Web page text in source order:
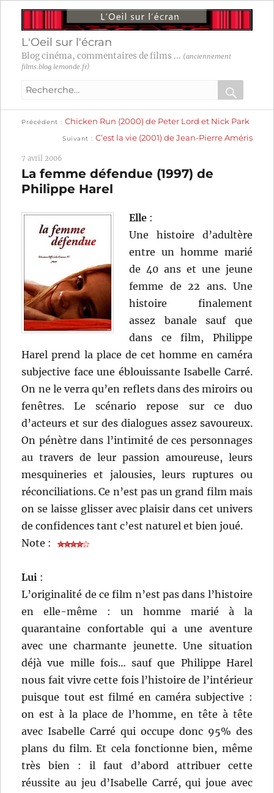
L'Oeil sur l'écran
Blog cinéma, commentaires de films ... (anciennement
films.blog.lemonde.fr)
Recherche
:
OK
Navigation
l’article
Précédent
précédente :
Chicken Run (2000) de Peter Lord et Nick Park
Suivant
suivante :
C’est la vie (2001) de Jean-Pierre Améris
7 avril 2006
La femme défendue (1997) de
Philippe Harel
Elle :
Une histoire d’adultère
entre un homme marié
de 40 ans et une jeune
femme de 22 ans. Une
histoire finalement
assez banale sauf que
dans ce film, Philippe
Harel prend la place de cet homme en caméra
subjective face une éblouissante Isabelle Carré.
On ne le verra qu’en reflets dans des miroirs ou
fenêtres. Le scénario repose sur ce duo
d’acteurs et sur des dialogues assez savoureux.
On pénètre dans l’intimité de ces personnages
au travers de leur passion amoureuse, leurs
mesquineries et jalousies, leurs ruptures ou
réconciliations. Ce n’est pas un grand film mais
on se laisse glisser avec plaisir dans cet univers
de confidences tant c’est naturel et bien joué.
Note :
Lui :
L’originalité de ce film n’est pas dans l’histoire
en elle-même : un homme marié à la
quarantaine confortable qui a une aventure
avec une charmante jeunette. Une situation
déjà vue mille fois… sauf que Philippe Harel
nous fait vivre cette fois l’histoire de l’intérieur
puisque tout est filmé en caméra subjective :
on est à la place de l’homme, en tête à tête
avec Isabelle Carré qui occupe donc 95% des
plans du film. Et cela fonctionne bien, même
très bien : il faut d’abord attribuer cette
réussite au jeu d’Isabelle Carré, qui joue avec